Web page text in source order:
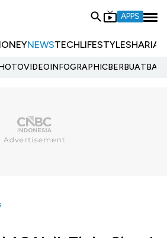
APPS
NEWSTECHLIFESTYLESHARIA
VIDEOINFOGRAPHIC